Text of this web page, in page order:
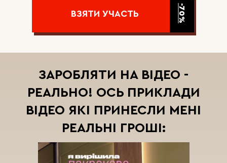
ВЗЯТИ УЧАСТЬ -70%
ЗАРОБЛЯТИ НА ВІДЕО -
РЕАЛЬНО! ОСЬ ПРИКЛАДИ
ВІДЕО ЯКІ ПРИНЕСЛИ МЕНІ
РЕАЛЬНІ ГРОШІ: